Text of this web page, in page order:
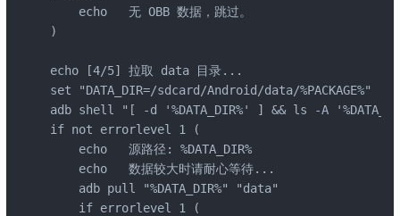
    echo   无 OBB 数据，跳过。
)
echo [4/5] 拉取 data 目录...
set "DATA_DIR=/sdcard/Android/data/%PACKAGE%"
adb shell "[ -d '%DATA_DIR%' ] && ls -A
if not errorlevel 1 (
    echo   源路径: %DATA_DIR%
    echo   数据较大时请耐心等待...
    adb pull "%DATA_DIR%" "data"
    if errorlevel 1 (